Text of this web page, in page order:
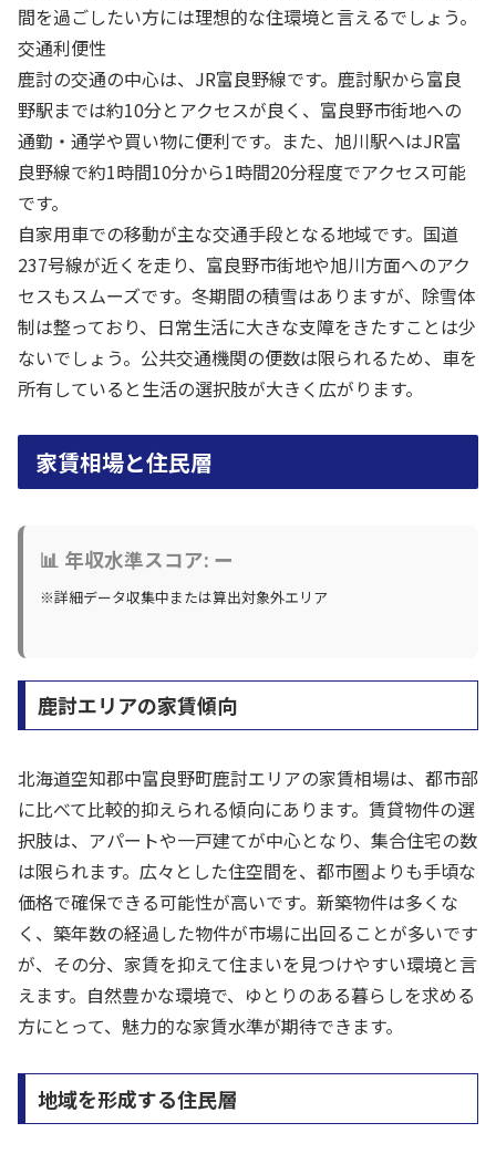
間を過ごしたい方には理想的な住環境と言えるでしょう。
交通利便性
鹿討の交通の中心は、JR富良野線です。鹿討駅から富良
野駅までは約10分とアクセスが良く、富良野市街地への
通勤・通学や買い物に便利です。また、旭川駅へはJR富
良野線で約1時間10分から1時間20分程度でアクセス可能
です。
自家用車での移動が主な交通手段となる地域です。国道
237号線が近くを走り、富良野市街地や旭川方面へのアク
セスもスムーズです。冬期間の積雪はありますが、除雪体
制は整っており、日常生活に大きな支障をきたすことは少
ないでしょう。公共交通機関の便数は限られるため、車を
所有していると生活の選択肢が大きく広がります。
家賃相場と住民層
📊 年収水準スコア: ー
※詳細データ収集中または算出対象外エリア
鹿討エリアの家賃傾向
北海道空知郡中富良野町鹿討エリアの家賃相場は、都市部
に比べて比較的抑えられる傾向にあります。賃貸物件の選
択肢は、アパートや一戸建てが中心となり、集合住宅の数
は限られます。広々とした住空間を、都市圏よりも手頃な
価格で確保できる可能性が高いです。新築物件は多くな
く、築年数の経過した物件が市場に出回ることが多いです
が、その分、家賃を抑えて住まいを見つけやすい環境と言
えます。自然豊かな環境で、ゆとりのある暮らしを求める
方にとって、魅力的な家賃水準が期待できます。
地域を形成する住民層